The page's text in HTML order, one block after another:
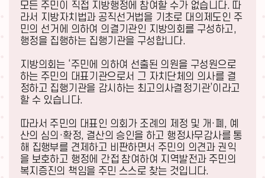
모든 주민이 직접 지방행정에 참여할 수가 없습니다. 따
라서 지방자치법과 공직선거법을 기초로 대의제도인 주
민의 선거에 의하여 의결기관인 지방의회를 구성하고,
행정을 집행하는 집행기관을 구성합니다.
지방의회는 ‘주민에 의하여 선출된 의원을 구성원으로
하는 주민의 대표기관으로서 그 자치단체의 의사를 결
정하고 집행기관을 감시하는 최고의사결정기관’이라고
할 수 있습니다.
따라서 주민의 대표인 의회가 조례의 제정 및 개·폐, 예
산의 심의·확정, 결산의 승인을 하고 행정사무감사를 통
해 집행부를 견제하고 비판하면서 주민의 의견과 권익
을 보호하고 행정에 간접 참여하여 지역발전과 주민의
복지증진의 책임을 주민 스스로 찾는 것입니다.